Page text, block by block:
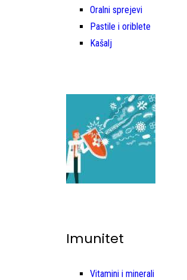
Oralni sprejevi
Pastile i oriblete
Kašalj
Imunitet
Vitamini i minerali